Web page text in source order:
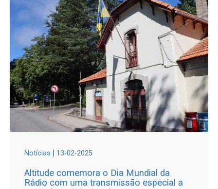
Notícias | 13-02-2025
Altitude comemora o Dia Mundial da
Rádio com uma transmissão especial a